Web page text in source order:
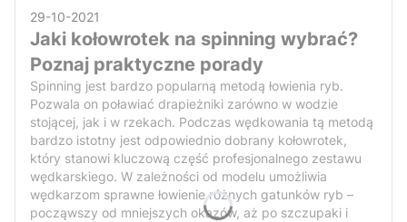
29-10-2021
Jaki kołowrotek na spinning wybrać?
Poznaj praktyczne porady
Spinning jest bardzo popularną metodą łowienia ryb.
Pozwala on poławiać drapieżniki zarówno w wodzie
stojącej, jak i w rzekach. Podczas wędkowania tą metodą
bardzo istotny jest odpowiednio dobrany kołowrotek,
który stanowi kluczową część profesjonalnego zestawu
wędkarskiego. W zależności od modelu umożliwia
wędkarzom sprawne łowienie różnych gatunków ryb –
począwszy od mniejszych okazów, aż po szczupaki i